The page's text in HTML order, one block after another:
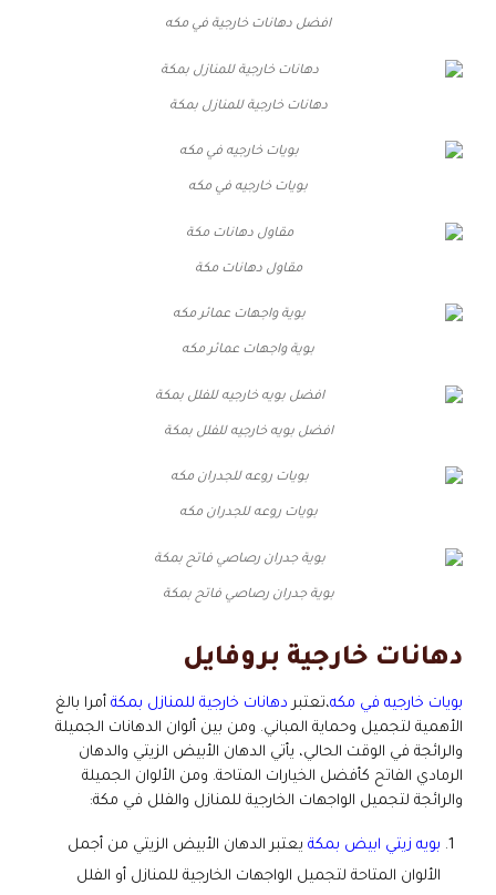
افضل دهانات خارجية في مكه
دهانات خارجية للمنازل بمكة
بويات خارجيه في مكه
مقاول دهانات مكة
بوية واجهات عمائر مكه
افضل بويه خارجيه للفلل بمكة
بويات روعه للجدران مكه
بوية جدران رصاصي فاتح بمكة
دهانات خارجية بروفايل
بويات خارجيه في مكه،تعتبر دهانات خارجية للمنازل بمكة أمرا بالغ
الأهمية لتجميل وحماية المباني. ومن بين ألوان الدهانات الجميلة
والرائجة في الوقت الحالي، يأتي الدهان الأبيض الزيتي والدهان
الرمادي الفاتح كأفضل الخيارات المتاحة. ومن الألوان الجميلة
والرائجة لتجميل الواجهات الخارجية للمنازل والفلل في مكة:
بويه زيتي ابيض بمكة يعتبر الدهان الأبيض الزيتي من أجمل
الألوان المتاحة لتجميل الواجهات الخارجية للمنازل أو الفلل